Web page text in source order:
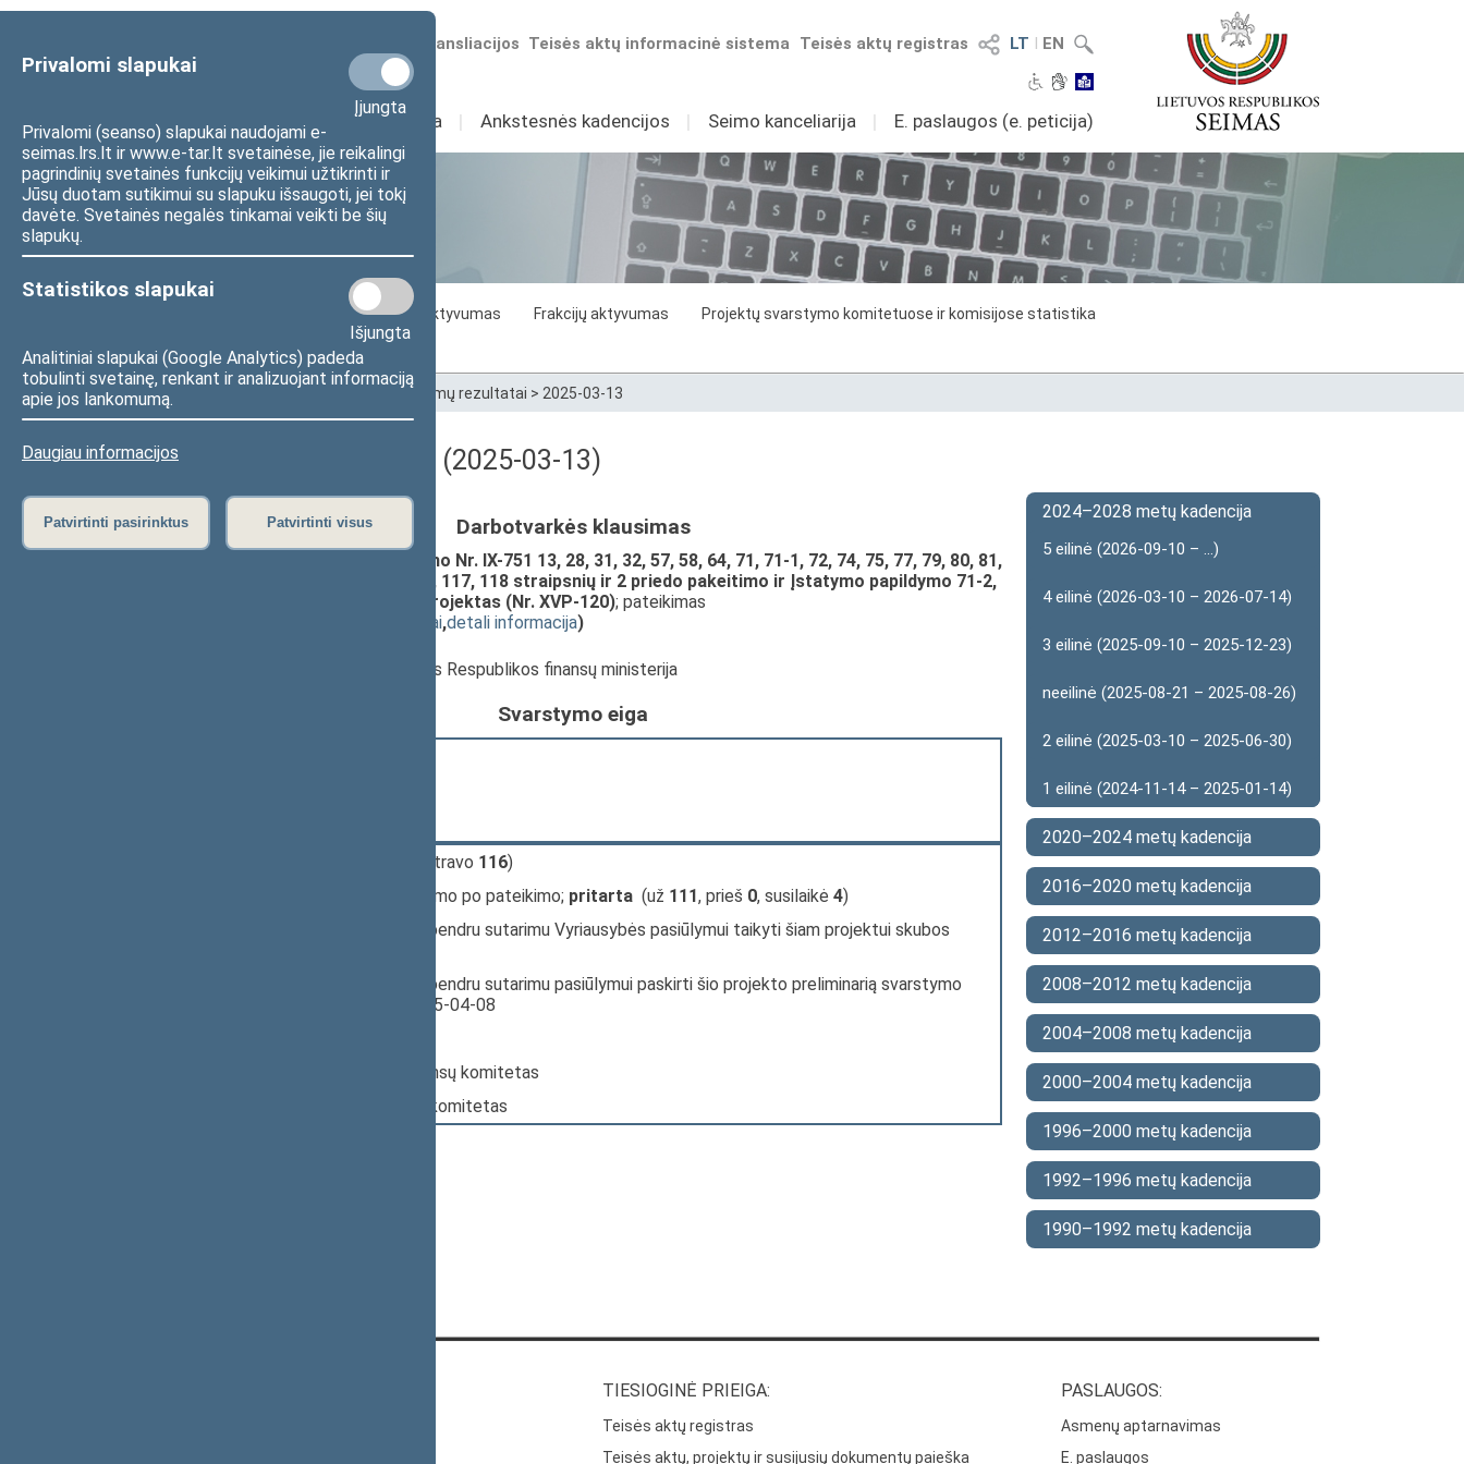
Privalomi slapukai
Įjungta
Privalomi (seanso) slapukai naudojami e-
seimas.lrs.lt ir www.e-tar.lt svetainėse, jie reikalingi
pagrindinių svetainės funkcijų veikimui užtikrinti ir
Jūsų duotam sutikimui su slapuku išsaugoti, jei tokį
davėte. Svetainės negalės tinkamai veikti be šių
slapukų.
Statistikos slapukai
Išjungta
Analitiniai slapukai (Google Analytics) padeda
tobulinti svetainę, renkant ir analizuojant informaciją
apie jos lankomumą.
Daugiau informacijos
Patvirtinti pasirinktus Patvirtinti visus
LT I EN
Teisės aktų registras
Teisės aktų informacinė sistema
Numatomos transliacijos
Sudėtis Veikla I Ankstesnės kadencijos I Seimo kanceliarija I E. paslaugos (e. peticija)
Statistika
Seimo narių aktyvumas Frakcijų aktyvumas
Projektų svarstymo komitetuose ir komisijose statistika
Seimo narių balsavimų rezultatai
Pradžia Seimo narių balsavimų rezultatai > 2025-03-13
Darbotvarkės klausimas (2025-03-13)
Darbotvarkės klausimas
Pridėtinės vertės mokesčio įstatymo Nr. IX-751 13, 28, 31, 32, 57, 58, 64, 71, 71-1, 72, 74, 75, 77, 79, 80, 81,
83, 84, 85, 88-1, 89-1, 92, 97, 98, 106, 117, 118 straipsnių ir 2 priedo pakeitimo ir Įstatymo papildymo 71-2,
74-1 ir 88-3 straipsniais įstatymo projektas (Nr. XVP-120); pateikimas
susiję dokumentai,detali informacija)
, Ministras, Lietuvos Respublikos finansų ministerija
Svarstymo eiga
(užsiregistravo 116)
dėl pritarimo po pateikimo; pritarta (už 111, prieš 0, susilaikė 4)
Įvyko balsavimas. Pritarta bendru sutarimu Vyriausybės pasiūlymui taikyti šiam projektui skubos
Įvyko balsavimas. Pritarta bendru sutarimu pasiūlymui paskirti šio projekto preliminarią svarstymo
Seimo posėdyje datą - 2025-04-08
Pagrindinis: Biudžeto ir finansų komitetas
Papildomas: Kaimo reikalų komitetas
2024–2028 metų kadencija
5 eilinė (2026-09-10 – ...)
4 eilinė (2026-03-10 – 2026-07-14)
3 eilinė (2025-09-10 – 2025-12-23)
neeilinė (2025-08-21 – 2025-08-26)
2 eilinė (2025-03-10 – 2025-06-30)
1 eilinė (2024-11-14 – 2025-01-14)
2020–2024 metų kadencija
2016–2020 metų kadencija
2012–2016 metų kadencija
2008–2012 metų kadencija
2004–2008 metų kadencija
2000–2004 metų kadencija
1996–2000 metų kadencija
1992–1996 metų kadencija
1990–1992 metų kadencija
TIESIOGINĖ PRIEIGA:
Teisės aktų registras
Teisės aktų, projektų ir susijusių dokumentų paieška
PASLAUGOS:
Asmenų aptarnavimas
E. paslaugos